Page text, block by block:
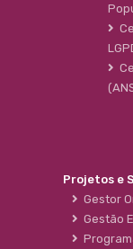
Projetos e
Gestor
Gestão